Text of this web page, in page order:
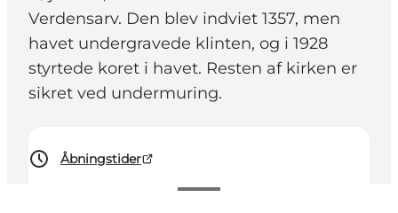
Verdensarv. Den blev indviet 1357, men
havet undergravede klinten, og i 1928
styrtede koret i havet. Resten af kirken er
sikret ved undermuring.
Åbningstider